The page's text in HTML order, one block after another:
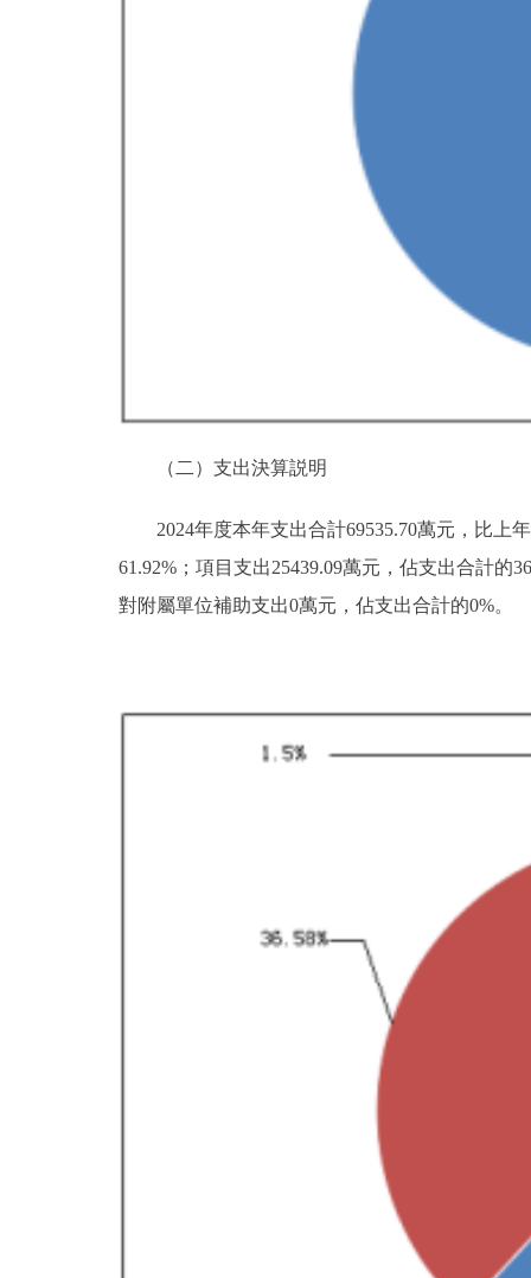
（二）支出決算説明
2024年度本年支出合計69535.70萬元，比上
61.92%；項目支出25439.09萬元，佔支出合計的
對附屬單位補助支出0萬元，佔支出合計的0%。